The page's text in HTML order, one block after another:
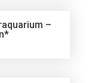
–